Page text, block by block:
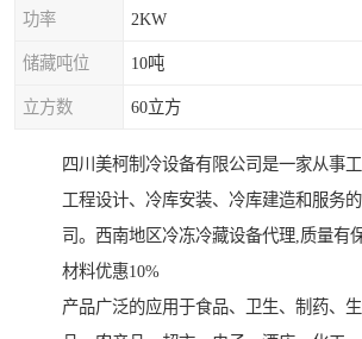
功率 2KW
储藏吨位 10吨
立方数 60立方
四川美柯制冷设备有限公司是一家从事
工程设计、冷库安装、冷库建造和服务
司。西南地区冷冻冷藏设备代理,质量有
材料优惠10%
产品广泛的应用于食品、卫生、制药、